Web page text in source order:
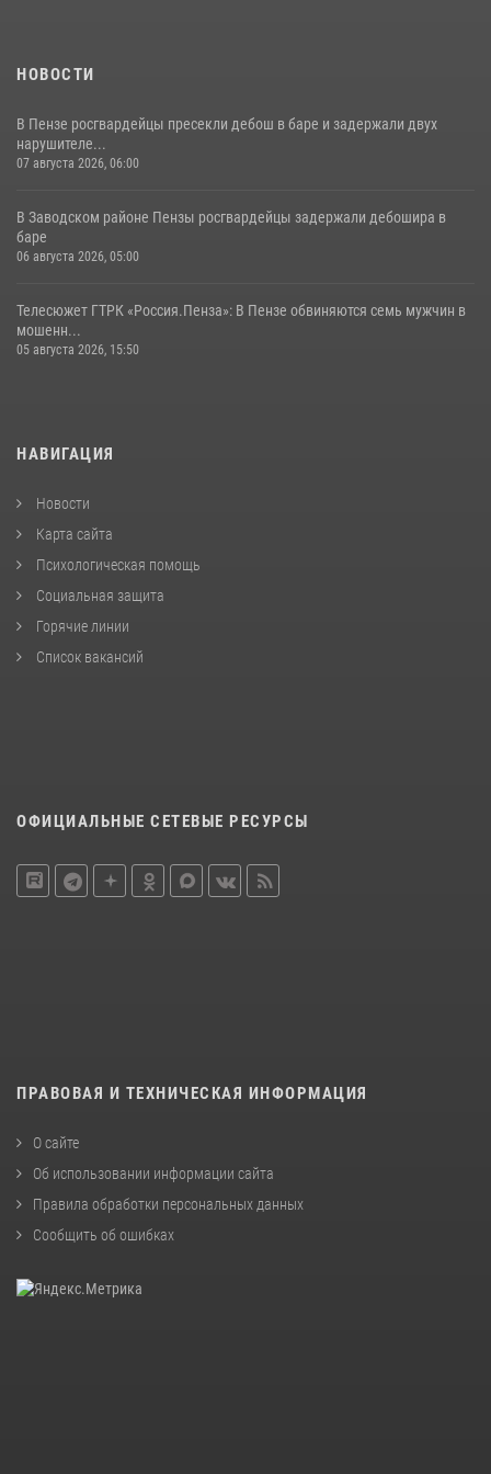
НОВОСТИ
В Пензе росгвардейцы пресекли дебош в баре и задержали двух
нарушителе...
07 августа 2026, 06:00
В Заводском районе Пензы росгвардейцы задержали дебошира в
баре
06 августа 2026, 05:00
Телесюжет ГТРК «Россия.Пенза»: В Пензе обвиняются семь мужчин в
мошенн...
05 августа 2026, 15:50
НАВИГАЦИЯ
Новости
Карта сайта
Психологическая помощь
Социальная защита
Горячие линии
Список вакансий
ОФИЦИАЛЬНЫЕ СЕТЕВЫЕ РЕСУРСЫ
ПРАВОВАЯ И ТЕХНИЧЕСКАЯ ИНФОРМАЦИЯ
О сайте
Об использовании информации сайта
Правила обработки персональных данных
Сообщить об ошибках